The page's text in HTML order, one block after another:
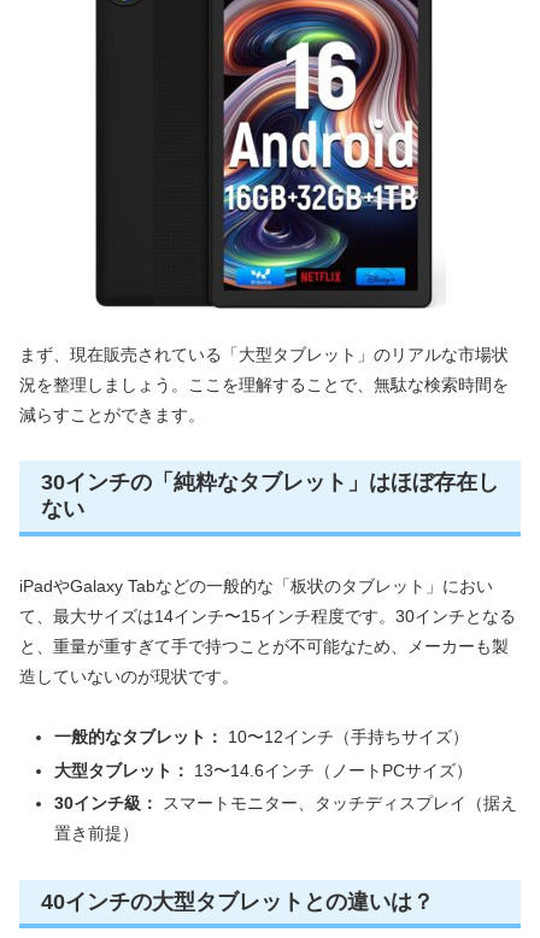
まず、現在販売されている「大型タブレット」のリアルな市場状
況を整理しましょう。ここを理解することで、無駄な検索時間を
減らすことができます。
30インチの「純粋なタブレット」はほぼ存在し
ない
iPadやGalaxy Tabなどの一般的な「板状のタブレット」におい
て、最大サイズは14インチ〜15インチ程度です。30インチとなる
と、重量が重すぎて手で持つことが不可能なため、メーカーも製
造していないのが現状です。
一般的なタブレット：
10〜12インチ（手持ちサイズ）
大型タブレット：
13〜14.6インチ（ノートPCサイズ）
30インチ級：
スマートモニター、タッチディスプレイ（据え
置き前提）
40インチの大型タブレットとの違いは？